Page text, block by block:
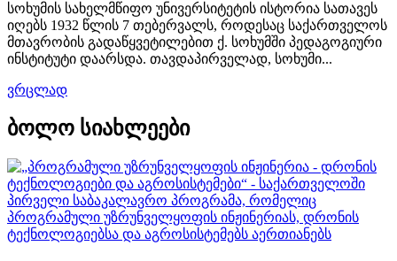
სოხუმის სახელმწიფო უნივერსიტეტის ისტორია სათავეს
იღებს 1932 წლის 7 თებერვალს, როდესაც საქართველოს
მთავრობის გადაწყვეტილებით ქ. სოხუმში პედაგოგიური
ინსტიტუტი დაარსდა. თავდაპირველად, სოხუმი...
ვრცლად
ბოლო სიახლეები